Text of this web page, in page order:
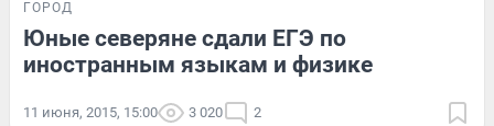
ГОРОД
Юные северяне сдали ЕГЭ по
иностранным языкам и физике
11 июня, 2015, 15:00 3 020 2